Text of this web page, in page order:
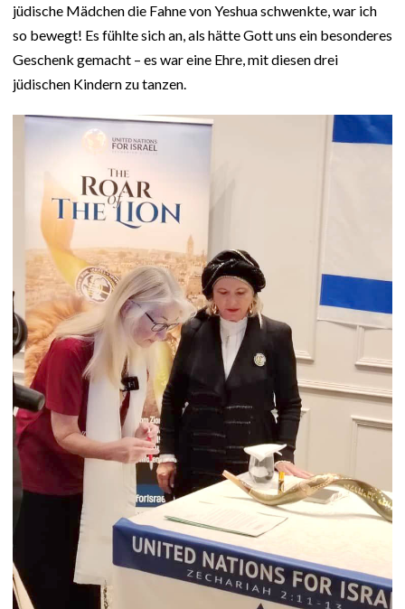
jüdische Mädchen die Fahne von Yeshua schwenkte, war ich
so bewegt! Es fühlte sich an, als hätte Gott uns ein besonderes
Geschenk gemacht – es war eine Ehre, mit diesen drei
jüdischen Kindern zu tanzen.